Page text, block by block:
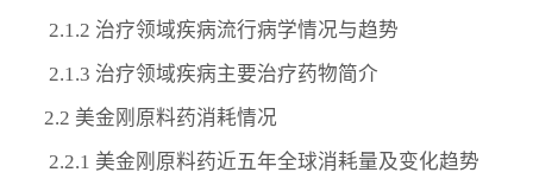
2.1.2 治疗领域疾病流行病学情况与趋势
2.1.3 治疗领域疾病主要治疗药物简介
2.2 美金刚原料药消耗情况
2.2.1 美金刚原料药近五年全球消耗量及变化趋势